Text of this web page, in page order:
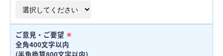
ご意見・ご要望 ＊
全角400文字以内
(半角換算800文字以内)